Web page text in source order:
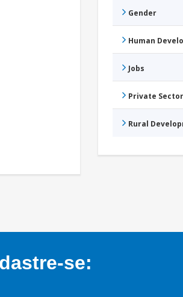
Gender
Human
Jobs
Private
Rural
se: